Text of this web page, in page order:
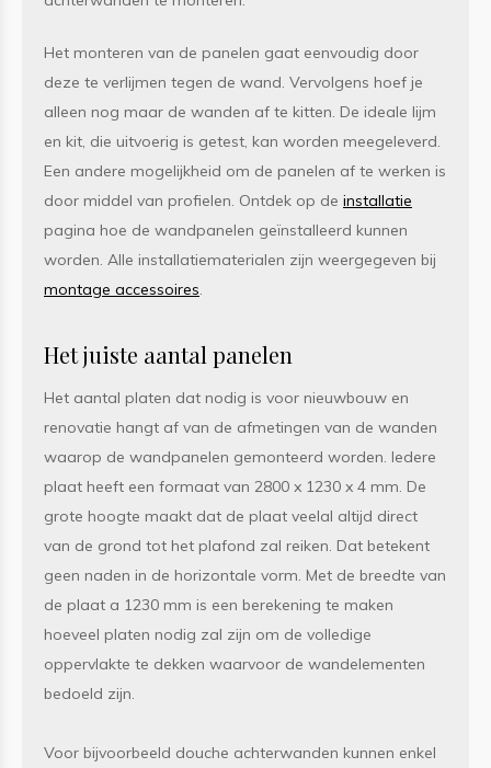
Het monteren van de panelen gaat eenvoudig door
deze te verlijmen tegen de wand. Vervolgens hoef je
alleen nog maar de wanden af te kitten. De ideale lijm
en kit, die uitvoerig is getest, kan worden meegeleverd.
Een andere mogelijkheid om de panelen af te werken is
door middel van profielen. Ontdek op de installatie
pagina hoe de wandpanelen geïnstalleerd kunnen
worden. Alle installatiematerialen zijn weergegeven bij
montage accessoires.
Het juiste aantal panelen
Het aantal platen dat nodig is voor nieuwbouw en
renovatie hangt af van de afmetingen van de wanden
waarop de wandpanelen gemonteerd worden. Iedere
plaat heeft een formaat van 2800 x 1230 x 4 mm. De
grote hoogte maakt dat de plaat veelal altijd direct
van de grond tot het plafond zal reiken. Dat betekent
geen naden in de horizontale vorm. Met de breedte van
de plaat a 1230 mm is een berekening te maken
hoeveel platen nodig zal zijn om de volledige
oppervlakte te dekken waarvoor de wandelementen
bedoeld zijn.
Voor bijvoorbeeld douche achterwanden kunnen enkel